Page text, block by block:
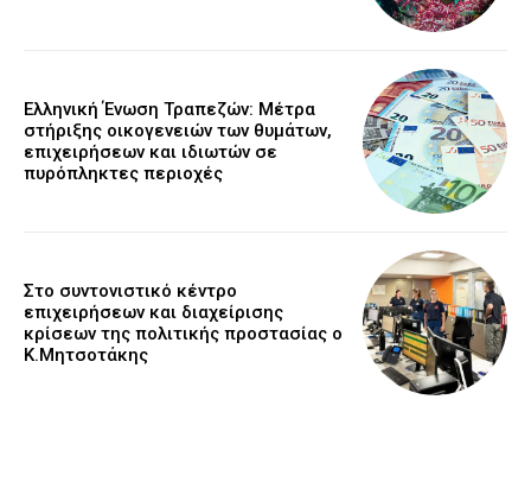
Ελληνική Ένωση Τραπεζών: Μέτρα
στήριξης οικογενειών των θυμάτων,
επιχειρήσεων και ιδιωτών σε
πυρόπληκτες περιοχές
Στο συντονιστικό κέντρο
επιχειρήσεων και διαχείρισης
κρίσεων της πολιτικής προστασίας ο
Κ.Μητσοτάκης